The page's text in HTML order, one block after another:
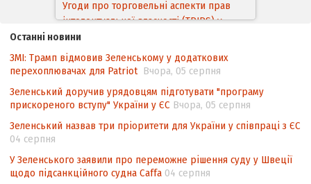
контексті євроінтеграції
підрахунку голосів виборців
Інформаційна безпека суспільства
Контент-аналіз відображення сенсу
національних інтересів у стратегічних
Останні новини
ЗМІ: Трамп відмовив Зеленському у додаткових
перехоплювачах для Patriot Вчора, 05 серпня
Зеленський доручив урядовцям підготувати "програму
прискореного вступу" України у ЄС Вчора, 05 серпня
Зеленський назвав три пріоритети для України у співпраці з ЄС
04 серпня
У Зеленського заявили про переможне рішення суду у Швеції
щодо підсанкційного судна Caffa 04 серпня